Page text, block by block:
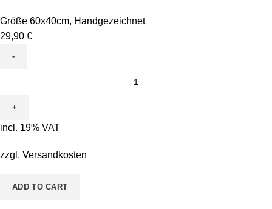
Größe 60x40cm, Handgezeichnet
29,90 €
Ausmalen
-
Pete
incl. 19% VAT
zzgl. Versandkosten
ADD TO CART